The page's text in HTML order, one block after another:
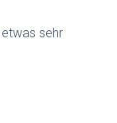
sehr